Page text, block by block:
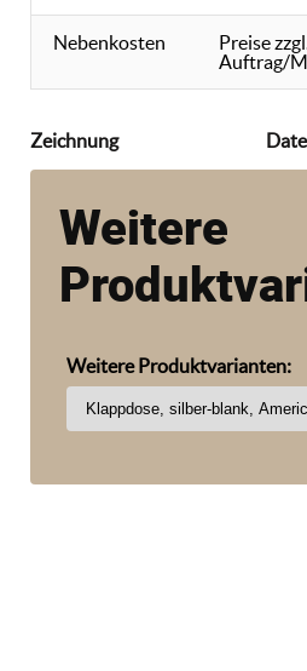
Nebenkosten
Preise
Auftrag/
Zeichnung
Weitere
Weitere Produktvarianten: